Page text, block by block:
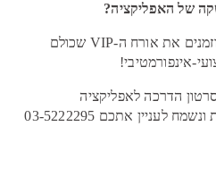
של האפליקציה?
אל תשכחו לכלול ברשימת המוזמנים את אורח ה-VIP שכולם
אינפורמטיבי!
הדרכה לאפליקציה
לעניין אתכם 03-5222295